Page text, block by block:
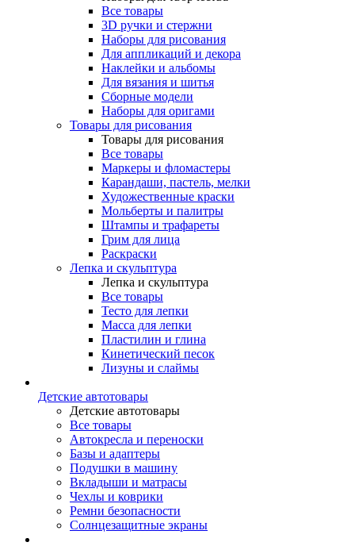
Все товары
3D ручки и стержни
Наборы для рисования
Для аппликаций и декора
Наклейки и альбомы
Для вязания и шитья
Сборные модели
Наборы для оригами
Товары для рисования
Товары для рисования
Все товары
Маркеры и фломастеры
Карандаши, пастель, мелки
Художественные краски
Мольберты и палитры
Штампы и трафареты
Грим для лица
Раскраски
Лепка и скульптура
Лепка и скульптура
Все товары
Тесто для лепки
Масса для лепки
Пластилин и глина
Кинетический песок
Лизуны и слаймы
Детские автотовары
Детские автотовары
Все товары
Автокресла и переноски
Базы и адаптеры
Подушки в машину
Вкладыши и матрасы
Чехлы и коврики
Ремни безопасности
Солнцезащитные экраны